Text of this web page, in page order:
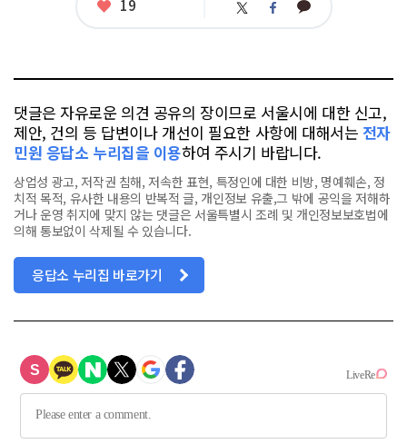
19 트 페 카
댓글은 자유로운 의견 공유의 장이므로 서울시에 대한 신고,
제안, 건의 등 답변이나 개선이 필요한 사항에 대해서는 전자
민원 응답소 누리집을 이용하여 주시기 바랍니다.
상업성 광고, 저작권 침해, 저속한 표현, 특정인에 대한 비방, 명예훼손, 정
치적 목적, 유사한 내용의 반복적 글, 개인정보 유출,그 밖에 공익을 저해하
거나 운영 취지에 맞지 않는 댓글은 서울특별시 조례 및 개인정보보호법에
의해 통보없이 삭제될 수 있습니다.
응답소 누리집 바로가기